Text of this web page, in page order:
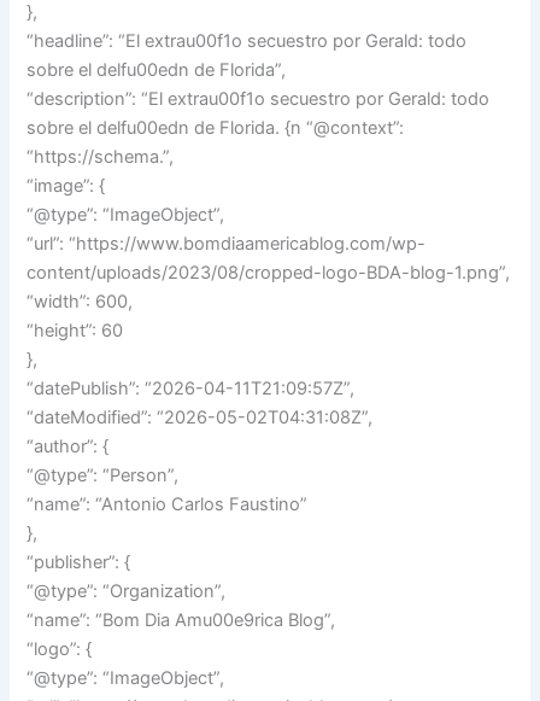
},
“headline”: “El extrau00f1o secuestro por Gerald: todo
sobre el delfu00edn de Florida”,
“description”: “El extrau00f1o secuestro por Gerald: todo
sobre el delfu00edn de Florida. {n “@context”:
“https://schema.”,
“image”: {
“@type”: “ImageObject”,
“url”: “https://www.bomdiaamericablog.com/wp-
content/uploads/2023/08/cropped-logo-BDA-blog-1.png”,
“width”: 600,
“height”: 60
},
“datePublish”: “2026-04-11T21:09:57Z”,
“dateModified”: “2026-05-02T04:31:08Z”,
“author”: {
“@type”: “Person”,
“name”: “Antonio Carlos Faustino”
},
“publisher”: {
“@type”: “Organization”,
“name”: “Bom Dia Amu00e9rica Blog”,
“logo”: {
“@type”: “ImageObject”,